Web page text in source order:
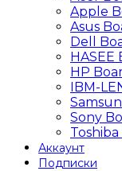
Apple
Asus
Dell
HASEE
HP
IBM-
Sony
Аккаунт
Подписки